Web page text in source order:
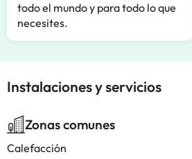
todo el mundo y para todo lo que
necesites.
Instalaciones y servicios
Zonas comunes
Calefacción